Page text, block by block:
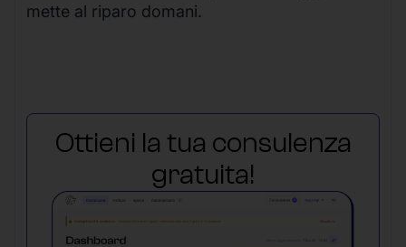
mette al riparo domani.
Ottieni la tua consulenza
gratuita!